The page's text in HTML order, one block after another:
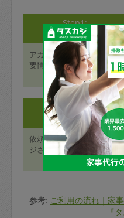
Step1:
アカウント登録
アカウント登録ページに必
要情報を入力し、メール認
証を行う。
Step3:
サービスを受ける
依頼予約した日時にタスカ
ジさんを迎え入れ、サービ
スを受ける。
参考: ご利用の流れ｜家
『